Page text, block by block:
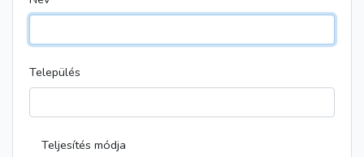
Település
Teljesítés módja